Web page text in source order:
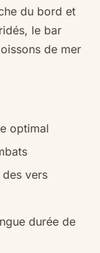
du bord et
le bar
de mer
optimal
vers
durée de